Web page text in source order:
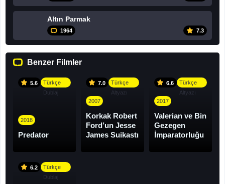
Altın Parmak
1964 7.3
Benzer Filmler
5.6
Türkçe
Dublaj
2018
Predator
7.0
Türkçe
Altyazı
2007
Korkak Robert
Ford’un Jesse
James Suikastı
6.6
Türkçe
Altyazı
2017
Valerian ve Bin
Gezegen
İmparatorluğu
6.2
Türkçe
Dublaj